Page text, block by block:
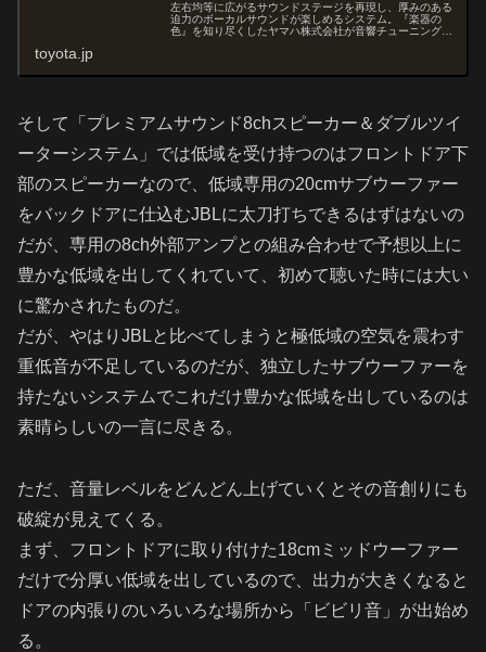
左右均等に広がるサウンドステージを再現し、厚みのある
迫力のボーカルサウンドが楽しめるシステム。『楽器の
色』を知り尽くしたヤマハ株式会社が音響チューニングを
toyota.jp
そして「プレミアムサウンド8chスピーカー＆ダブルツイ
ーターシステム」では低域を受け持つのはフロントドア下
部のスピーカーなので、低域専用の20cmサブウーファー
をバックドアに仕込むJBLに太刀打ちできるはずはないの
だが、専用の8ch外部アンプとの組み合わせで予想以上に
豊かな低域を出してくれていて、初めて聴いた時には大い
に驚かされたものだ。
だが、やはりJBLと比べてしまうと極低域の空気を震わす
重低音が不足しているのだが、独立したサブウーファーを
持たないシステムでこれだけ豊かな低域を出しているのは
素晴らしいの一言に尽きる。
ただ、音量レベルをどんどん上げていくとその音創りにも
破綻が見えてくる。
まず、フロントドアに取り付けた18cmミッドウーファー
だけで分厚い低域を出しているので、出力が大きくなると
ドアの内張りのいろいろな場所から「ビビリ音」が出始め
る。